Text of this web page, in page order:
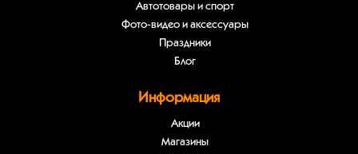
Автотовары и спорт
Фото-видео и аксессуары
Праздники
Блог
Информация
Акции
Магазины